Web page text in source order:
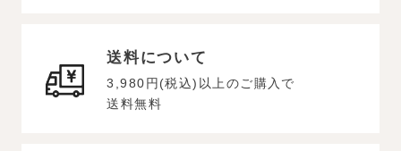
送料について
3,980円(税込)以上のご購入で
送料無料